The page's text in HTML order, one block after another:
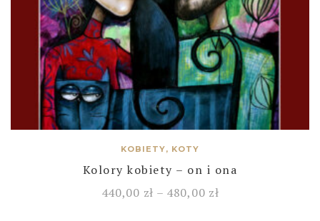
KOBIETY, KOTY
Kolory kobiety – on i ona
440,00 zł – 480,00 zł